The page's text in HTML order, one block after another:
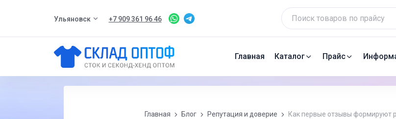
Ульяновск +7 909 361 96 46
Главная Каталог Прайс
Главная Блог Репутация и доверие Как первые отзывы формируют